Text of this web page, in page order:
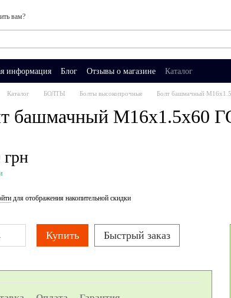
вам?
информация Блог Отзывы о магазине Каталог
Каталог БОЛТЫ Болты высокопрочные Болт башмачный
башмачный М16х1.5х60
грн
для отображения накопительной скидки
Купить Быстрый заказ